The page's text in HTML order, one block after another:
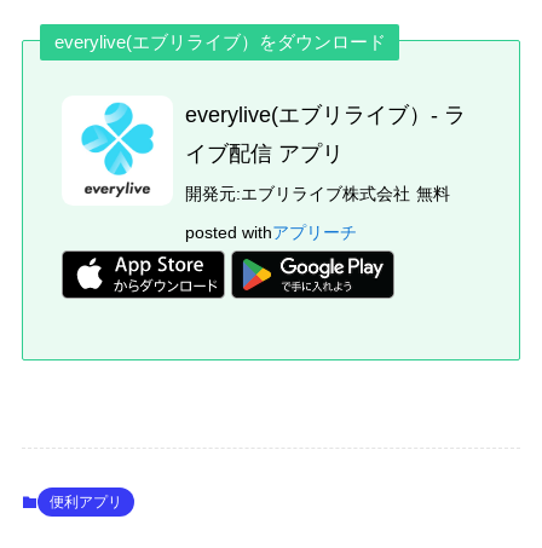
everylive(エブリライブ）をダウンロード
everylive(エブリライブ）- ラ
イブ配信 アプリ
開発元:エブリライブ株式会社 無料
posted withアプリーチ
便利アプリ